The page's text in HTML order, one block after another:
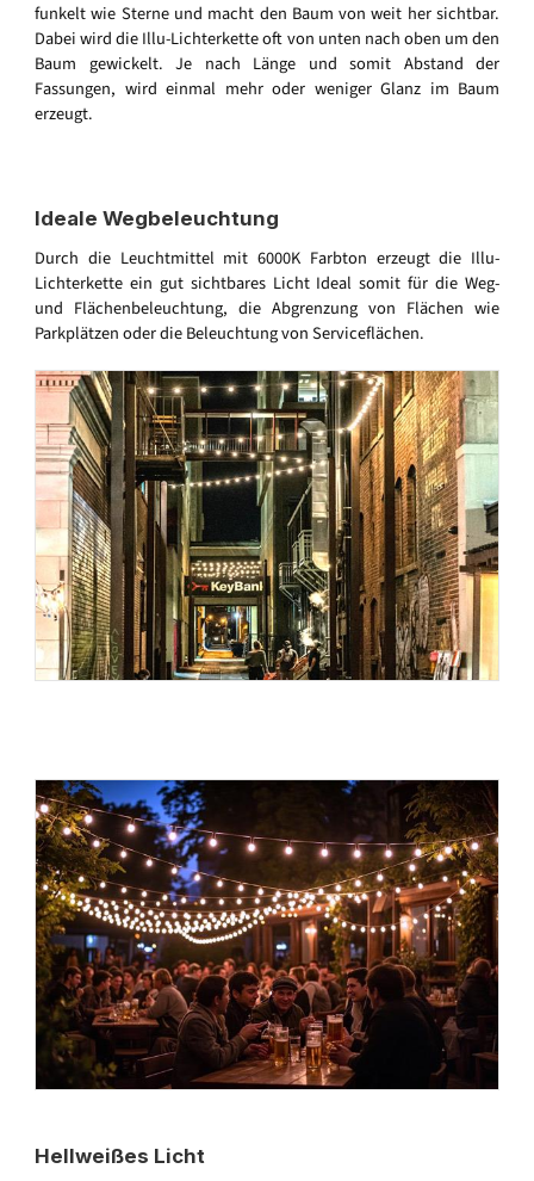
funkelt wie Sterne und macht den Baum von weit her sichtbar.
Dabei wird die Illu-Lichterkette oft von unten nach oben um den
Baum gewickelt. Je nach Länge und somit Abstand der
Fassungen, wird einmal mehr oder weniger Glanz im Baum
erzeugt.
Ideale Wegbeleuchtung
Durch die Leuchtmittel mit 6000K Farbton erzeugt die Illu-
Lichterkette ein gut sichtbares Licht Ideal somit für die Weg-
und Flächenbeleuchtung, die Abgrenzung von Flächen wie
Parkplätzen oder die Beleuchtung von Serviceflächen.
Hellweißes Licht